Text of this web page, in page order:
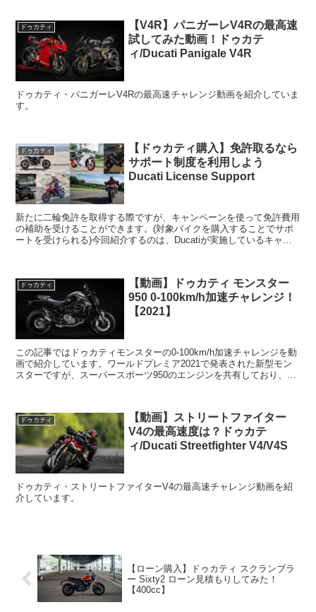
ドゥカティ
【V4R】パニガーレV4Rの最高速
試してみた動画！ドゥカテ
ィ/Ducati Panigale V4R
ドゥカティ・パニガーレV4Rの最高速チャレンジ動画を紹介していま
す。
ドゥカティ
【ドゥカティ購入】免許取るなら
サポート制度を利用しよう
Ducati License Support
新たに二輪免許を取得する際ですが、キャンペーンを使って免許費用
の補助を受けることができます。(対象バイクを購入することでサポ
ートを受けられる)今回紹介するのは、Ducatiが実施しているキャン
ドゥカティ
【動画】ドゥカティ モンスター
950 0-100km/h加速チャレンジ！
【2021】
この記事ではドゥカティモンスターの0-100km/h加速チャレンジを動
画で紹介しています。ワールドプレミア2021で発表された新型モン
スターですが、スーパースポーツ950のエンジンを共有しており、フ
ドゥカティ
【動画】ストリートファイター
V4の最高速度は？ドゥカテ
ィ/Ducati Streetfighter V4/V4S
ドゥカティ・ストリートファイターV4の最高速チャレンジ動画を紹
介しています。
【ローン購入】ドゥカティ スクランブラ
ー Sixty2 ローン見積もりしてみた！
【400cc】